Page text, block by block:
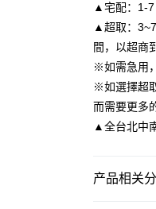
請留意繳費
享有最長 45
算出。使用
定能夠在期
收到商品與
二、付款限
2. 結帳金額
3. 目前僅支
付款後7-11
每笔NT$80
宅配
每笔NT$80
▲宅配：1-7
▲超取：
間，以超商
※如需急用
※如選擇超
而需要更多
▲全台北中
产品相关